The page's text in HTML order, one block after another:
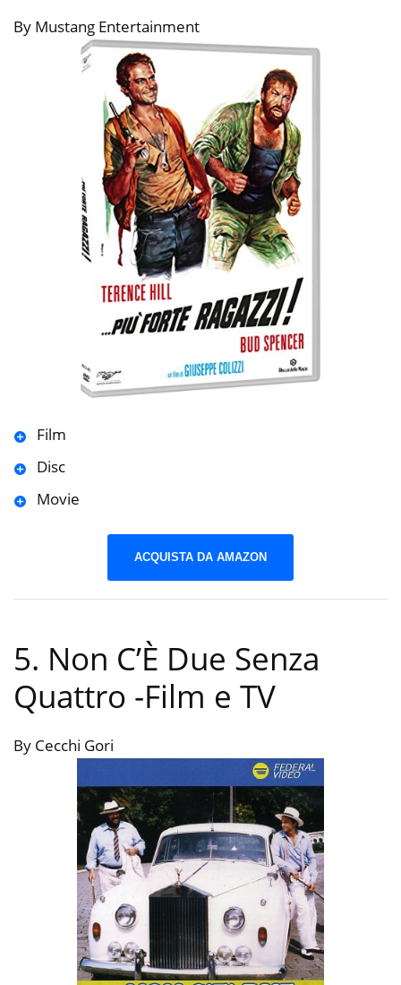
By Mustang Entertainment
Film
Disc
Movie
ACQUISTA DA AMAZON
5. Non C’È Due Senza
Quattro -Film e TV
By Cecchi Gori